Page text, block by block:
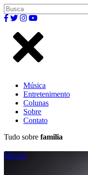
Música
Entretenimento
Colunas
Sobre
Contato
Tudo sobre familia
Música